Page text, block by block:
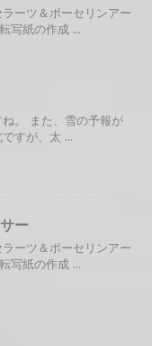
ーツ＆ポーセリンアー
写紙の作成 ...
。 また、雪の予報が
すが、太 ...
ー
ーツ＆ポーセリンアー
写紙の作成 ...